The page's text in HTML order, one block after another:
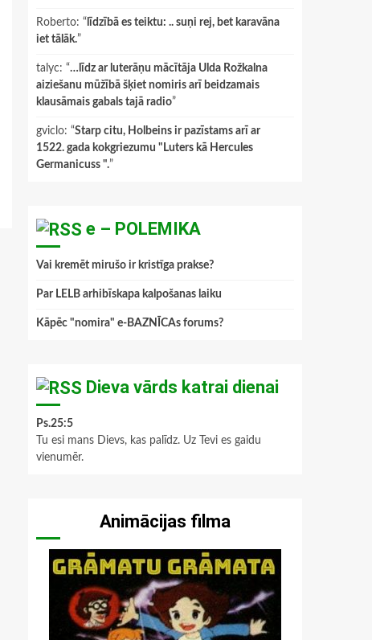
Roberto: “ līdzībā es teiktu: .. suņi rej, bet karavāna
iet tālāk.”
talyc: “…līdz ar luterāņu mācītāja Ulda Rožkalna
aiziešanu mūžībā šķiet nomiris arī beidzamais
klausāmais gabals tajā radio”
gviclo: “Starp citu, Holbeins ir pazīstams arī ar
1522. gada kokgriezumu "Luters kā Hercules
Germanicuss ".”
e – POLEMIKA
Vai kremēt mirušo ir kristīga prakse?
Par LELB arhibīskapa kalpošanas laiku
Kāpēc "nomira" e-BAZNĪCAs forums?
Dieva vārds katrai dienai
Ps.25:5
Tu esi mans Dievs, kas palīdz. Uz Tevi es gaidu
vienumēr.
Animācijas filma